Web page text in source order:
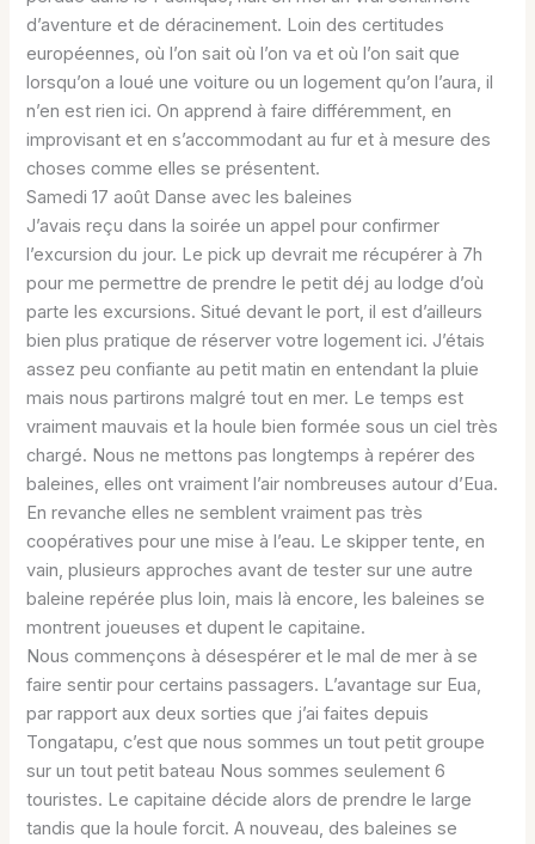
d’aventure et de déracinement. Loin des certitudes
européennes, où l’on sait où l’on va et où l’on sait que
lorsqu’on a loué une voiture ou un logement qu’on l’aura, il
n’en est rien ici. On apprend à faire différemment, en
improvisant et en s’accommodant au fur et à mesure des
choses comme elles se présentent.
Samedi 17 août Danse avec les baleines
J’avais reçu dans la soirée un appel pour confirmer
l’excursion du jour. Le pick up devrait me récupérer à 7h
pour me permettre de prendre le petit déj au lodge d’où
parte les excursions. Situé devant le port, il est d’ailleurs
bien plus pratique de réserver votre logement ici. J’étais
assez peu confiante au petit matin en entendant la pluie
mais nous partirons malgré tout en mer. Le temps est
vraiment mauvais et la houle bien formée sous un ciel très
chargé. Nous ne mettons pas longtemps à repérer des
baleines, elles ont vraiment l’air nombreuses autour d’Eua.
En revanche elles ne semblent vraiment pas très
coopératives pour une mise à l’eau. Le skipper tente, en
vain, plusieurs approches avant de tester sur une autre
baleine repérée plus loin, mais là encore, les baleines se
montrent joueuses et dupent le capitaine.
Nous commençons à désespérer et le mal de mer à se
faire sentir pour certains passagers. L’avantage sur Eua,
par rapport aux deux sorties que j’ai faites depuis
Tongatapu, c’est que nous sommes un tout petit groupe
sur un tout petit bateau Nous sommes seulement 6
touristes. Le capitaine décide alors de prendre le large
tandis que la houle forcit. A nouveau, des baleines se